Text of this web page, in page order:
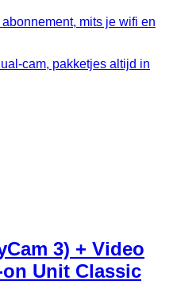
mits je wifi en
cam, pakketjes altijd in
3) + Video
Unit Classic